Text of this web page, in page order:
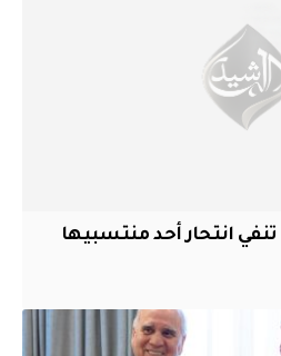
تنفي انتحار أحد منتسبيها